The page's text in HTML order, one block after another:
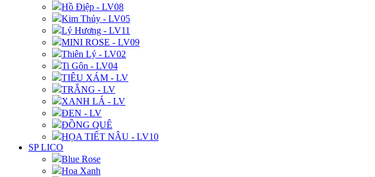
Hồ Điệp - LV08
Kim Thủy - LV05
Lý Hương - LV11
MINI ROSE - LV09
Thiên Lý - LV02
Ti Gôn - LV04
TIÊU XÁM - LV
TRẮNG - LV
XANH LÁ - LV
ĐEN - LV
ĐỒNG QUÊ
HỌA TIẾT NÂU - LV10
SP LICO
Blue Rose
Hoa Xanh